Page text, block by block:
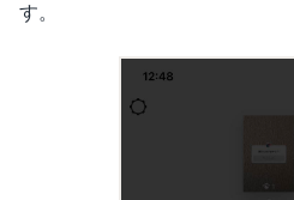
す。